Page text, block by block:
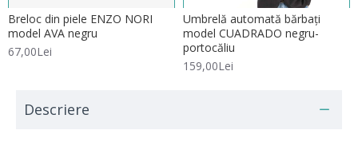
Breloc din piele ENZO NORI
model AVA negru
67,00Lei
Umbrelă automată bărbați
model CUADRADO negru-
portocăliu
159,00Lei
Descriere